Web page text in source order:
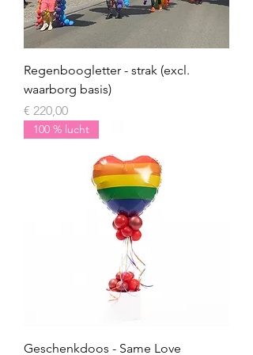
Regenboogletter - strak (excl.
waarborg basis)
Prijs
€ 220,00
100 % lucht
Geschenkdoos - Same Love